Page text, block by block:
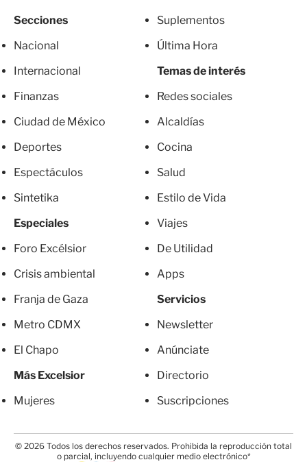
Secciones
Nacional
Internacional
Finanzas
Ciudad de México
Deportes
Espectáculos
Sintetika
Especiales
Foro Excélsior
Crisis ambiental
Franja de Gaza
Metro CDMX
El Chapo
Más Excelsior
Mujeres
Suplementos
Última Hora
Temas de interés
Redes sociales
Alcaldías
Cocina
Salud
Estilo de Vida
Viajes
De Utilidad
Apps
Servicios
Newsletter
Anúnciate
Directorio
Suscripciones
© 2026 Todos los derechos reservados. Prohibida la reproducción total
o parcial, incluyendo cualquier medio electrónico*